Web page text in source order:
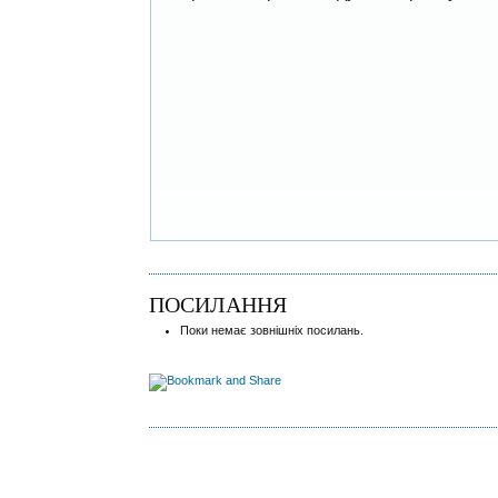
ПОСИЛАННЯ
Поки немає зовнішніх посилань.